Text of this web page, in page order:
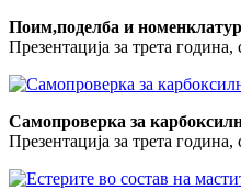
Поим,поделба и
Презентација за трета
Самопроверка за
Презентација за трета